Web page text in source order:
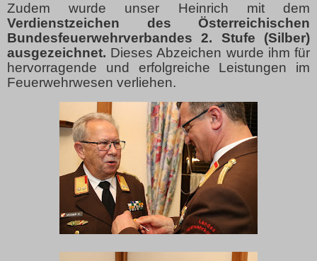
Zudem wurde unser Heinrich mit dem
Verdienstzeichen des Österreichischen
Bundesfeuerwehrverbandes 2. Stufe (Silber)
ausgezeichnet. Dieses Abzeichen wurde ihm für
hervorragende und erfolgreiche Leistungen im
Feuerwehrwesen verliehen.